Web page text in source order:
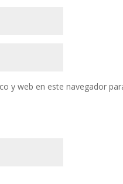
y web en este navegador